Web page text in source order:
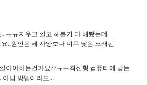
ㅠㅠ지우고 깔고 해볼거 다 해봤는데
..원인은 제 사양보다 너무 낮은,오래된
아야하는건가요??ㅠㅠ최신형 컴퓨터에 맞는
아님 방법이라도...